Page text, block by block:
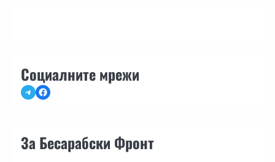
Социалните мрежи
TelegramFacebook
За Бесарабски Фронт